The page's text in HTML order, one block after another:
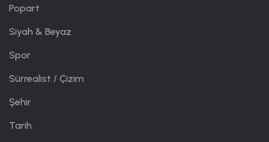
Popart
Siyah & Beyaz
Spor
Sürrealist / Çizim
Şehir
Tarih